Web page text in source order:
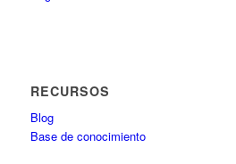
RECURSOS
Blog
Base de conocimiento